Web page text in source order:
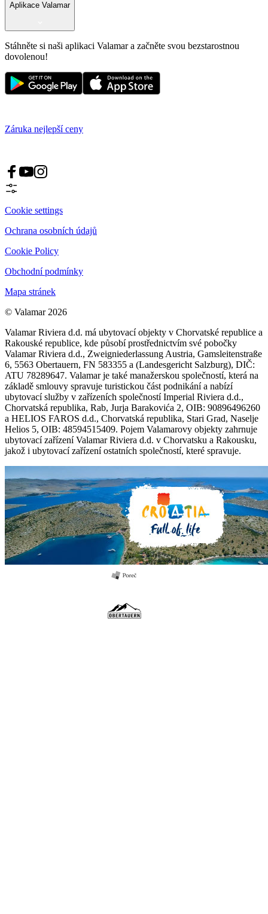
Aplikace Valamar
Stáhněte si naši aplikaci Valamar a začněte svou bezstarostnou
dovolenou!
Záruka nejlepší ceny
Cookie settings
Ochrana osobních údajů
Cookie Policy
Obchodní podmínky
Mapa stránek
© Valamar 2026
Valamar Riviera d.d. má ubytovací objekty v Chorvatské republice a
Rakouské republice, kde působí prostřednictvím své pobočky
Valamar Riviera d.d., Zweigniederlassung Austria, Gamsleitenstraße
6, 5563 Obertauern, FN 583355 a (Landesgericht Salzburg), DIČ:
ATU 78289647. Valamar je také manažerskou společností, která na
základě smlouvy spravuje turistickou část podnikání a nabízí
ubytovací služby v zařízeních společností Imperial Riviera d.d.,
Chorvatská republika, Rab, Jurja Barakovića 2, OIB: 90896496260
a HELIOS FAROS d.d., Chorvatská republika, Stari Grad, Naselje
Helios 5, OIB: 48594515409. Pojem Valamarovy objekty zahrnuje
ubytovací zařízení Valamar Riviera d.d. v Chorvatsku a Rakousku,
jakož i ubytovací zařízení ostatních společností, které spravuje.